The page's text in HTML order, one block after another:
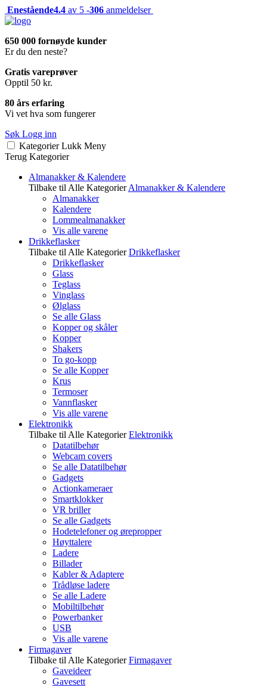
Enestående4.4 av 5 -306 anmeldelser
650 000 fornøyde kunder
Er du den neste?
Gratis vareprøver
Opptil 50 kr.
80 års erfaring
Vi vet hva som fungerer
Søk Logg inn
Kategorier Lukk Meny
Terug Kategorier
Almanakker & Kalendere
Tilbake til Alle Kategorier Almanakker & Kalendere
Almanakker
Kalendere
Lommealmanakker
Vis alle varene
Drikkeflasker
Tilbake til Alle Kategorier Drikkeflasker
Drikkeflasker
Glass
Teglass
Vinglass
Ølglass
Se alle Glass
Kopper og skåler
Kopper
Shakers
To go-kopp
Se alle Kopper
Krus
Termoser
Vannflasker
Vis alle varene
Elektronikk
Tilbake til Alle Kategorier Elektronikk
Datatilbehør
Webcam covers
Se alle Datatilbehør
Gadgets
Actionkameraer
Smartklokker
VR briller
Se alle Gadgets
Hodetelefoner og ørepropper
Høyttalere
Ladere
Billader
Kabler & Adaptere
Trådløse ladere
Se alle Ladere
Mobiltilbehør
Powerbanker
USB
Vis alle varene
Firmagaver
Tilbake til Alle Kategorier Firmagaver
Gaveideer
Gavesett